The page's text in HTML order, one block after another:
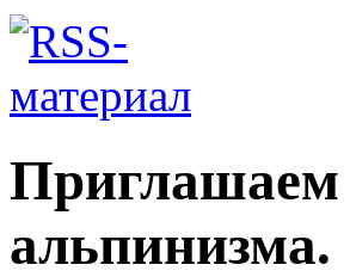
Приглашаем
альпинизма.